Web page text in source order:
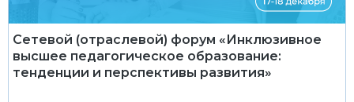
Сетевой (отраслевой) форум «Инклюзивное
высшее педагогическое образование:
тенденции и перспективы развития»